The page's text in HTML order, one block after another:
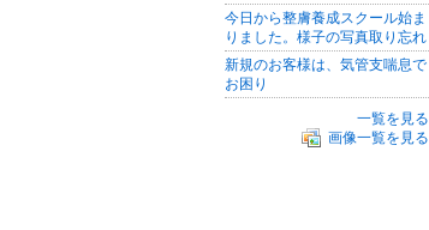
今日から整膚養成スクール始ま
りました。様子の写真取り忘れ
新規のお客様は、気管支喘息で
お困り
一覧を見る
画像一覧を見る